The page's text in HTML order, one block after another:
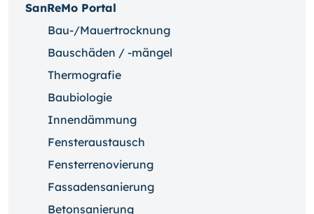
SanReMo Portal
Bau-/Mauertrocknung
Bauschäden / -mängel
Thermografie
Baubiologie
Innendämmung
Fensteraustausch
Fensterrenovierung
Fassadensanierung
Betonsanierung